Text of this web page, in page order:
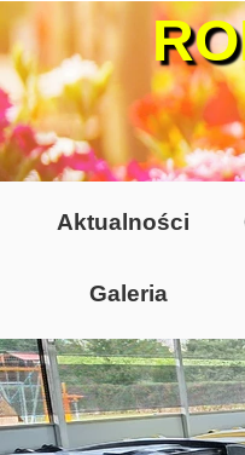
Galeria
Lata 70-
Altany
Aktualności